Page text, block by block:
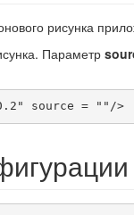
рисунка
Параметр
source = ""/>